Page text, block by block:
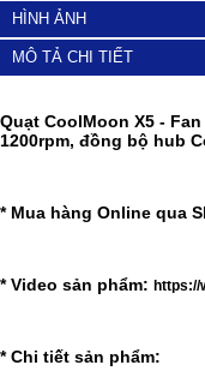
HÌNH ẢNH
MÔ TẢ CHI TIẾT
Quạt CoolMoon X5 -
1200rpm, đồng bộ hub
* Mua hàng Online qua
* Video sản phẩm: https://
* Chi tiết sản phẩm: